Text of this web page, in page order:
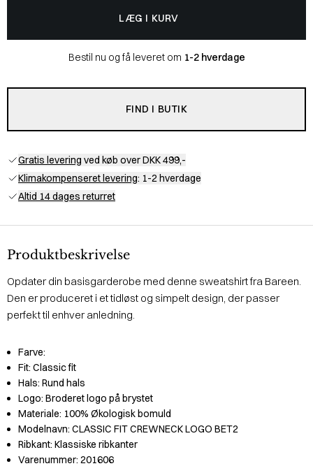
LÆG I KURV
Bestil nu og få leveret om 1-2 hverdage
FIND I BUTIK
Gratis levering ved køb over DKK 499,-
Klimakompenseret levering: 1-2 hverdage
Altid 14 dages returret
Produktbeskrivelse
Opdater din basisgarderobe med denne sweatshirt fra Bareen.
Den er produceret i et tidløst og simpelt design, der passer
perfekt til enhver anledning.
Farve:
Fit: Classic fit
Hals: Rund hals
Logo: Broderet logo på brystet
Materiale: 100% Økologisk bomuld
Modelnavn: CLASSIC FIT CREWNECK LOGO BET2
Ribkant: Klassiske ribkanter
Varenummer: 201606